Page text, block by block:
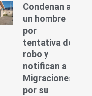
Condenan a
un hombre
por
tentativa de
robo y
notifican a
Migraciones
por su